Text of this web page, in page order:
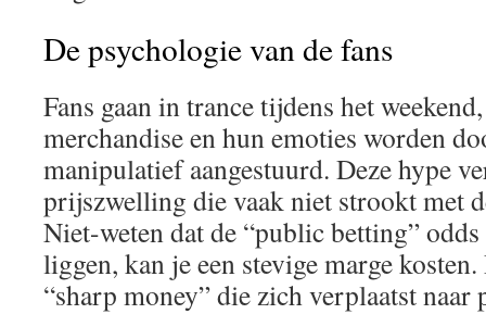
De psychologie van de fans
Fans gaan in trance tijdens het
merchandise en hun emoties worden
manipulatief aangestuurd. Deze hype
prijszwelling die vaak niet strookt met
Niet-weten dat de “public betting”
liggen, kan je een stevige marge
“sharp money” die zich verplaatst